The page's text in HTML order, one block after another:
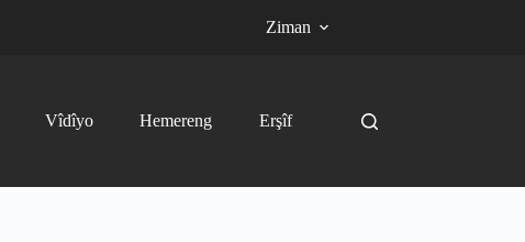
Ziman
Vîdîyo Hemereng Erşîf